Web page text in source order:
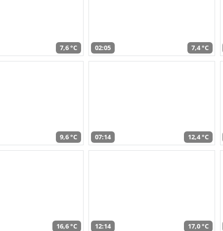
7,6 °C 02:05 7,4 °C
9,6 °C 07:14 12,4 °C
16,6 °C 12:14 17,0 °C